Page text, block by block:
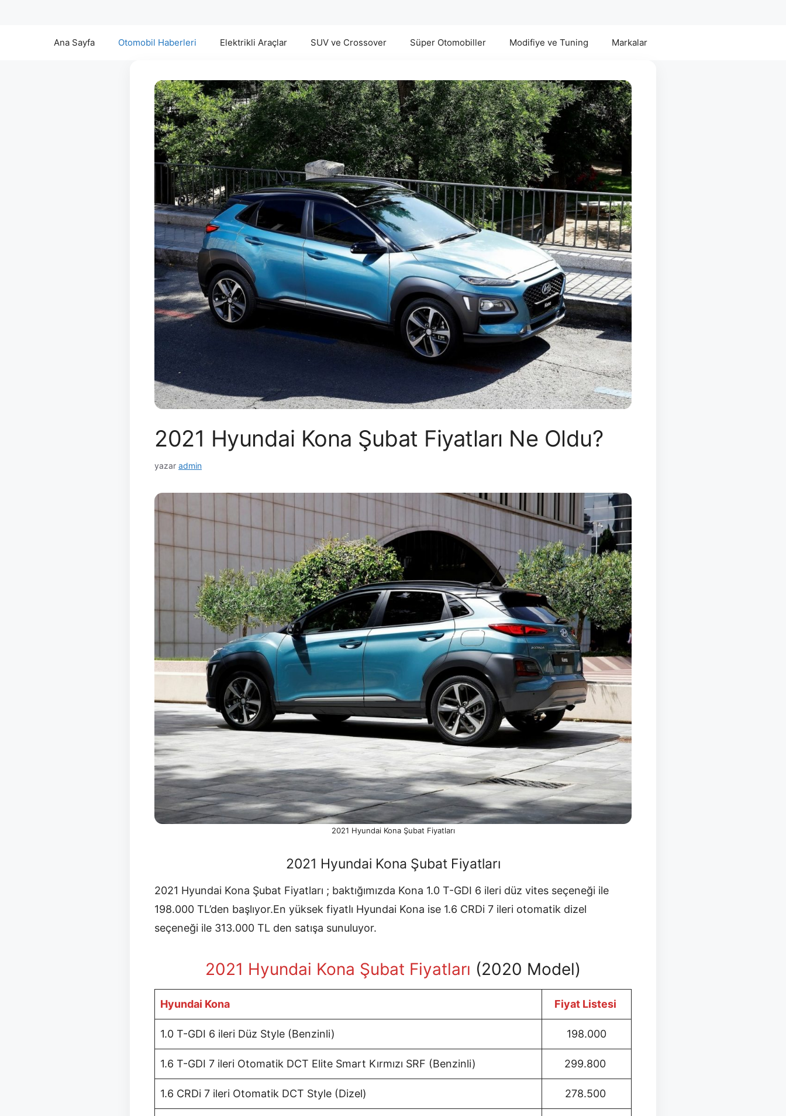
Ana Sayfa Otomobil Haberleri Elektrikli Araçlar SUV ve Crossover Süper Otomobiller Modifiye ve Tuning Markalar
2021 Hyundai Kona Şubat Fiyatları Ne Oldu?
yazar admin
2021 Hyundai Kona Şubat Fiyatları
2021 Hyundai Kona Şubat Fiyatları
2021 Hyundai Kona Şubat Fiyatları ; baktığımızda Kona 1.0 T-GDI 6 ileri düz vites seçeneği ile
198.000 TL’den başlıyor.En yüksek fiyatlı Hyundai Kona ise 1.6 CRDi 7 ileri otomatik dizel
seçeneği ile 313.000 TL den satışa sunuluyor.
2021 Hyundai Kona Şubat Fiyatları (2020 Model)
Hyundai Kona Fiyat Listesi
1.0 T-GDI 6 ileri Düz Style (Benzinli) 198.000
1.6 T-GDI 7 ileri Otomatik DCT Elite Smart Kırmızı SRF (Benzinli) 299.800
1.6 CRDi 7 ileri Otomatik DCT Style (Dizel) 278.500